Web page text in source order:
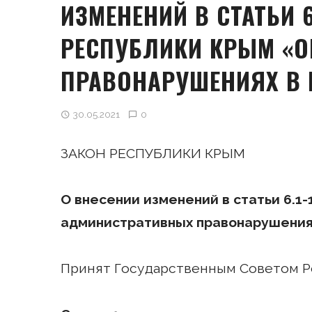
ИЗМЕНЕНИЙ В СТАТЬИ
РЕСПУБЛИКИ КРЫМ
ПРАВОНАРУШЕНИЯХ
30.05.2021 0
ЗАКОН РЕСПУБЛИКИ КРЫМ
О внесении изменений в статьи
административных
Принят Государственным Советом